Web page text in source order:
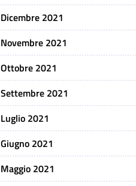
Dicembre 2021
Novembre 2021
Ottobre 2021
Settembre 2021
Luglio 2021
Giugno 2021
Maggio 2021